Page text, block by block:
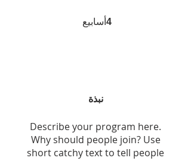
4أسابيع
نبذة
Describe your program here.
Why should people join? Use
short catchy text to tell people